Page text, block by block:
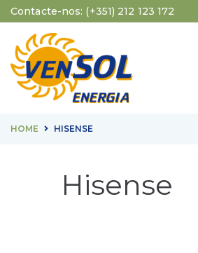
Contacte-nos: (+351) 212 123 172
HOME HISENSE
Hisense